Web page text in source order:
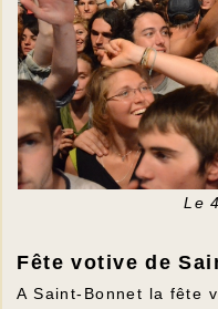
Le
Fête votive de
A Saint-Bonnet la fête